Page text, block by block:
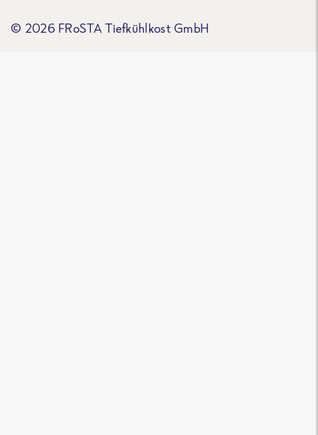
© 2026 FRoSTA Tiefkühlkost GmbH